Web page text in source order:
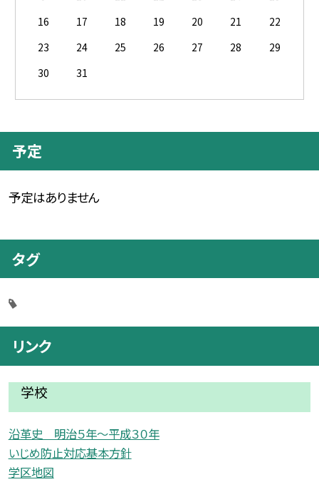
16
17 18 19 20 21
22
23
24 25 26 27 28
29
30
31
予定
予定はありません
タグ
リンク
学校
沿革史 明治５年〜平成３０年
いじめ防止対応基本方針
学区地図